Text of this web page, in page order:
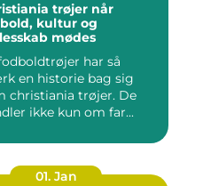
trøjer når
kultur og
mødes
har så
en historie bag sig
christiania trøjer. De
ikke kun om far...
01. Jan